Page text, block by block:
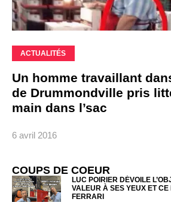
ACTUALITÉS
Un homme travaillant
de Drummondville pris
main dans l’sac
6 avril 2016
COUPS DE COEUR
LUC POIRIER DÉVOILE
VALEUR À SES YEUX ET CE
FERRARI